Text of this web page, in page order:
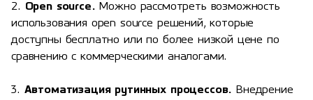
2. Open source. Можно рассмотреть возможность
использования open source решений, которые
доступны бесплатно или по более низкой цене по
сравнению с коммерческими аналогами.
3. Автоматизация рутинных процессов. Внедрение